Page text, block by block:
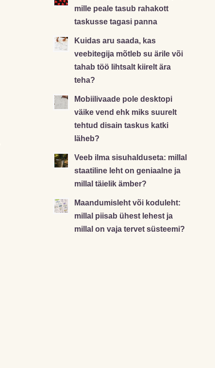
mille peale tasub rahakott
taskusse tagasi panna
Kuidas aru saada, kas
veebitegija mõtleb su ärile või
tahab töö lihtsalt kiirelt ära
teha?
Mobiilivaade pole desktopi
väike vend ehk miks suurelt
tehtud disain taskus katki
läheb?
Veeb ilma sisuhalduseta: millal
staatiline leht on geniaalne ja
millal täielik ämber?
Maandumisleht või koduleht:
millal piisab ühest lehest ja
millal on vaja tervet süsteemi?